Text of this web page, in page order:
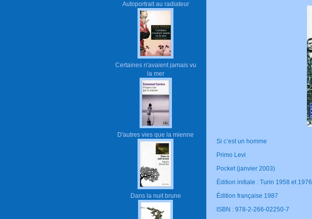
Autoportrait au radiateur
Certaines n'avaient jamais vu
la mer
D'autres vies que la mienne
Dans la nuit brune
Si c’est un homme
Primo Levi
Pocket (janvier 2003)
Édition initiale : Turin 1958 et 1976
Édition française 1987
ISBN : 978-2-266-02250-7